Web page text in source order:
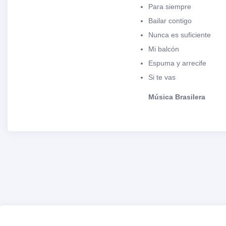
Para siempre
Bailar contigo
Nunca es suficiente
Mi balcón
Espuma y arrecife
Si te vas
Música Brasilera